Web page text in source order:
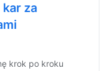
za
krok po kroku